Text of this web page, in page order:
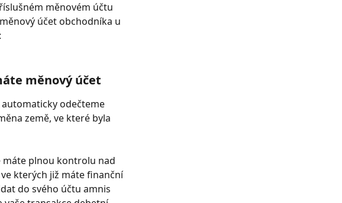
měnovém účtu
účet obchodníka u
měnový účet
odečteme
země, ve které byla
máte plnou kontrolu nad
kterých již máte finanční
do svého účtu amnis